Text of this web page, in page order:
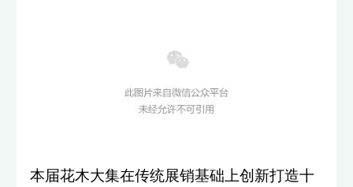
本届花木大集在传统展销基础上创新打造十